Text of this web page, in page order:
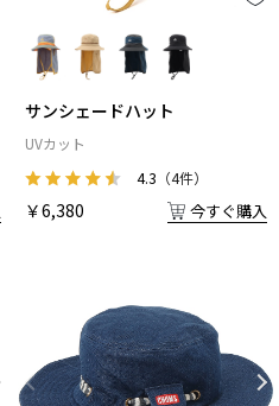
サンシェードハット
UVカット
4.3 （4件）
￥6,380 今すぐ購入